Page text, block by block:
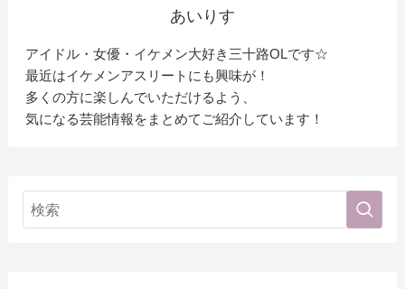
あいりす
アイドル・女優・イケメン大好き三十路OLです☆
最近はイケメンアスリートにも興味が！
多くの方に楽しんでいただけるよう、
気になる芸能情報をまとめてご紹介しています！